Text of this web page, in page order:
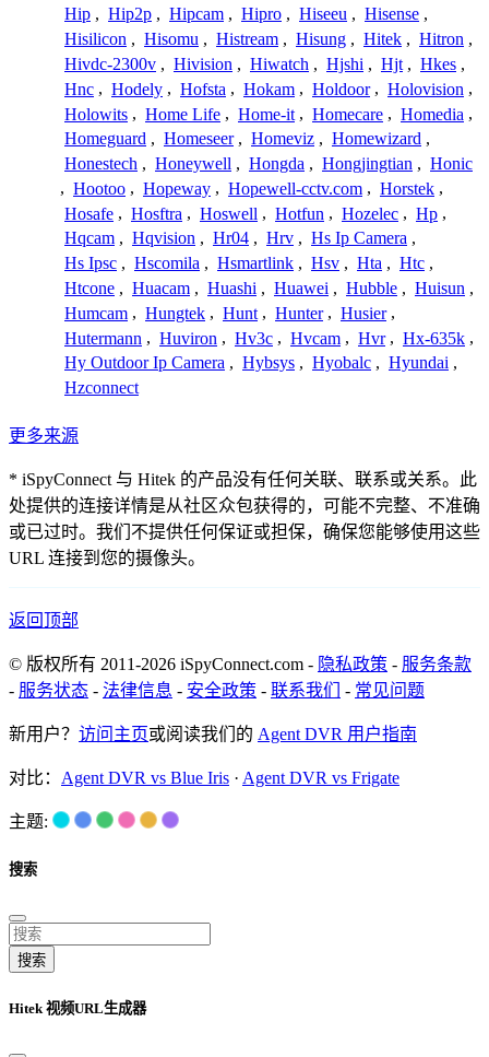
Hip , Hip2p , Hipcam , Hipro , Hiseeu , Hisense ,
Hisilicon , Hisomu , Histream , Hisung , Hitek , Hitron ,
Hivdc-2300v , Hivision , Hiwatch , Hjshi , Hjt , Hkes ,
Hnc , Hodely , Hofsta , Hokam , Holdoor , Holovision ,
Holowits , Home Life , Home-it , Homecare , Homedia ,
Homeguard , Homeseer , Homeviz , Homewizard ,
Honestech , Honeywell , Hongda , Hongjingtian , Honic
, Hootoo , Hopeway , Hopewell-cctv.com , Horstek ,
Hosafe , Hosftra , Hoswell , Hotfun , Hozelec , Hp ,
Hqcam , Hqvision , Hr04 , Hrv , Hs Ip Camera ,
Hs Ipsc , Hscomila , Hsmartlink , Hsv , Hta , Htc ,
Htcone , Huacam , Huashi , Huawei , Hubble , Huisun ,
Humcam , Hungtek , Hunt , Hunter , Husier ,
Hutermann , Huviron , Hv3c , Hvcam , Hvr , Hx-635k ,
Hy Outdoor Ip Camera , Hybsys , Hyobalc , Hyundai ,
Hzconnect
更多来源
* iSpyConnect 与 Hitek 的产品没有任何关联、联系或关系。此
处提供的连接详情是从社区众包获得的，可能不完整、不准确
或已过时。我们不提供任何保证或担保，确保您能够使用这些
URL 连接到您的摄像头。
返回顶部
© 版权所有 2011-2026 iSpyConnect.com - 隐私政策 - 服务条款
- 服务状态 - 法律信息 - 安全政策 - 联系我们 - 常见问题
新用户？ 访问主页或阅读我们的 Agent DVR 用户指南
对比： Agent DVR vs Blue Iris · Agent DVR vs Frigate
主题:
搜索
搜索
Hitek 视频URL生成器